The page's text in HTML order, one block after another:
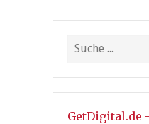
GetDigital.de